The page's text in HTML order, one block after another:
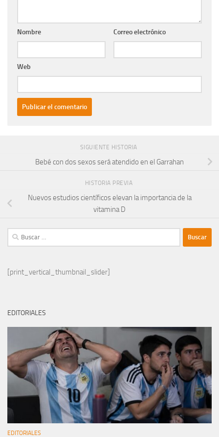
Nombre Correo electrónico
Web
SIGUIENTE HISTORIA
Bebé con dos sexos será atendido en el Garrahan
HISTORIA PREVIA
Nuevos estudios científicos elevan la importancia de la
vitamina D
Buscar:
[print_vertical_thumbnail_slider]
EDITORIALES
EDITORIALES